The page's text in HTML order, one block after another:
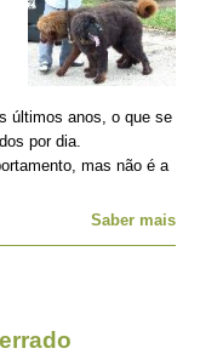
últimos anos, o que se
por dia.
mas não é a
Saber mais